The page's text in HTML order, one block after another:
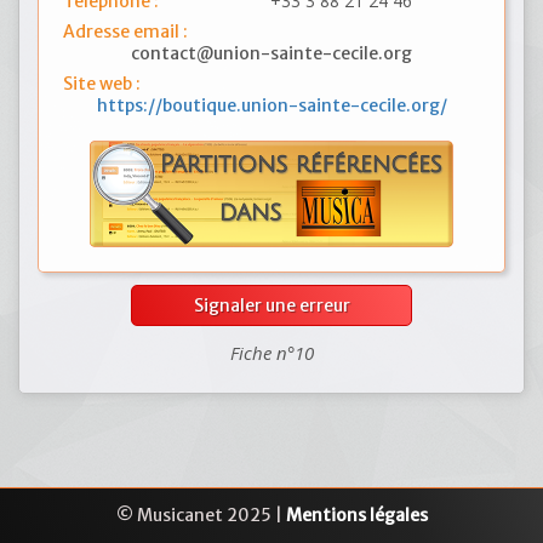
Adresse email :
contact@union-sainte-cecile.org
Site web :
https://boutique.union-sainte-cecile.org/
Signaler une erreur
Fiche n°10
© Musicanet 2025 | Mentions légales